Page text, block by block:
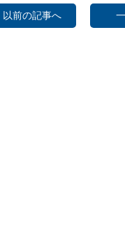
以前の記事へ